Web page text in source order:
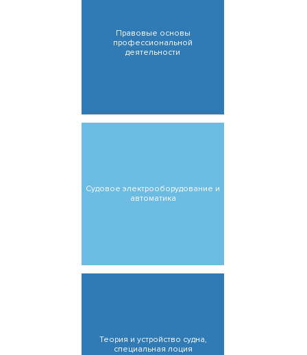
Правовые основы
профессиональной
деятельности
Судовое электрооборудование и
автоматика
Теория и устройство судна,
специальная лоция